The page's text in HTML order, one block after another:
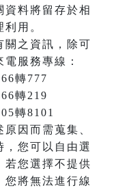
資料將留存於相
用。
關之資訊，除可
服務專線：
轉777
轉219
轉8101
因而需蒐集、
，您可以自由選
若您選擇不提供
您將無法進行線